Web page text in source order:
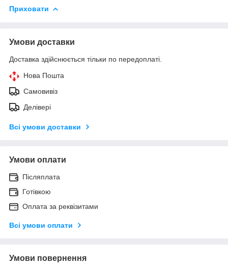
Приховати
Умови доставки
Доставка здійснюється тільки по передоплаті.
Нова Пошта
Самовивіз
Делівері
Всі умови доставки
Умови оплати
Післяплата
Готівкою
Оплата за реквізитами
Всі умови оплати
Умови повернення